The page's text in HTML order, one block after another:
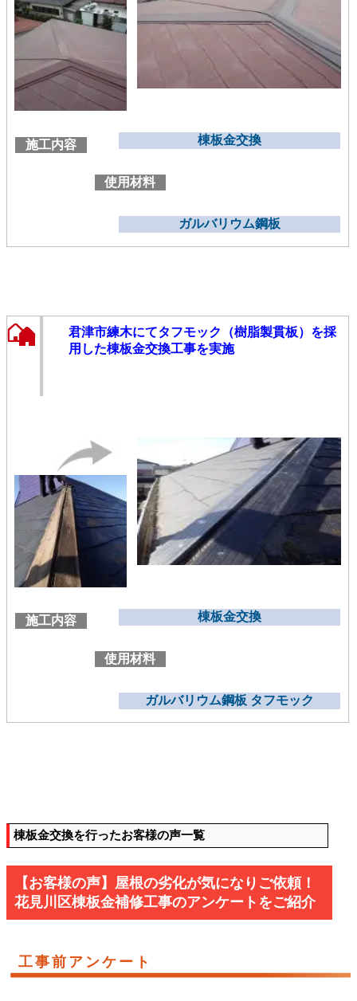
施工内容 棟板金交換
使用材料
ガルバリウム鋼板
君津市練木にてタフモック（樹脂製貫板）を採
用した棟板金交換工事を実施
施工内容 棟板金交換
使用材料
ガルバリウム鋼板 タフモック
棟板金交換を行ったお客様の声一覧
【お客様の声】屋根の劣化が気になりご依頼！
花見川区棟板金補修工事のアンケートをご紹介
工事前アンケート